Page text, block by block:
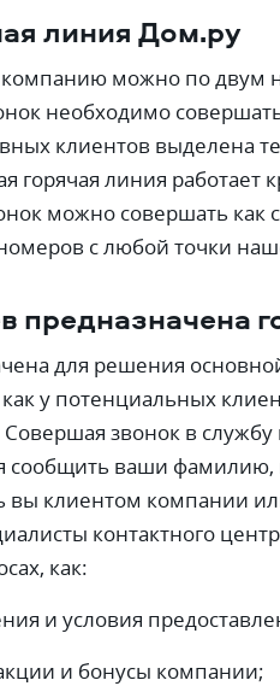
линия Дом.ру
компанию можно по двум
необходимо
клиентов выделена
горячая линия работает
можно совершать как с
с любой точки
предназначена
для решения
у потенциальных
звонок в
сообщить ваши фамилию,
вы клиентом компании
контактного
как:
и условия
и бонусы компании;